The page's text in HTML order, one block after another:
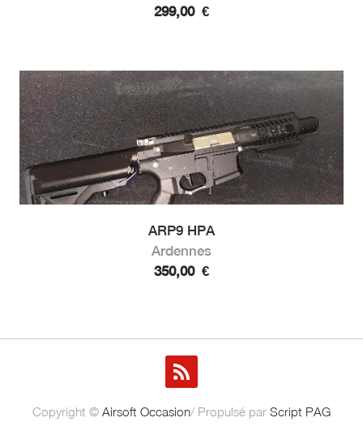
299,00 €
ARP9 HPA
Ardennes
350,00 €
Copyright © Airsoft Occasion/ Propulsé par Script PAG